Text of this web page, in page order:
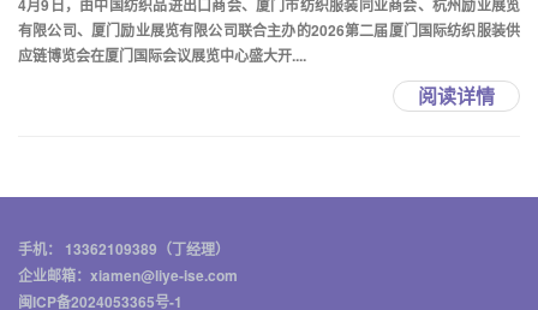
4月9日，由中国纺织品进出口商会、厦门市纺织服装同业商会、杭州励业展览
有限公司、厦门励业展览有限公司联合主办的2026第二届厦门国际纺织服装供
应链博览会在厦门国际会议展览中心盛大开....
阅读详情
手机： 13362109389（丁经理）
企业邮箱：xiamen@liye-ise.com
闽ICP备2024053365号-1